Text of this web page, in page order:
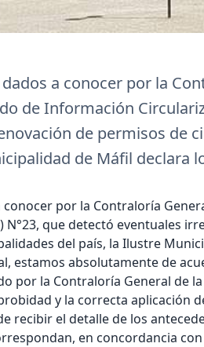
a conocer por la
de Información
de permisos de
de Máfil declara
por la Contraloría
N°23, que detectó eventuales
del país, la Ilustre
estamos absolutamente de
por la Contraloría General de
y la correcta aplicación
recibir el detalle de los
en concordancia